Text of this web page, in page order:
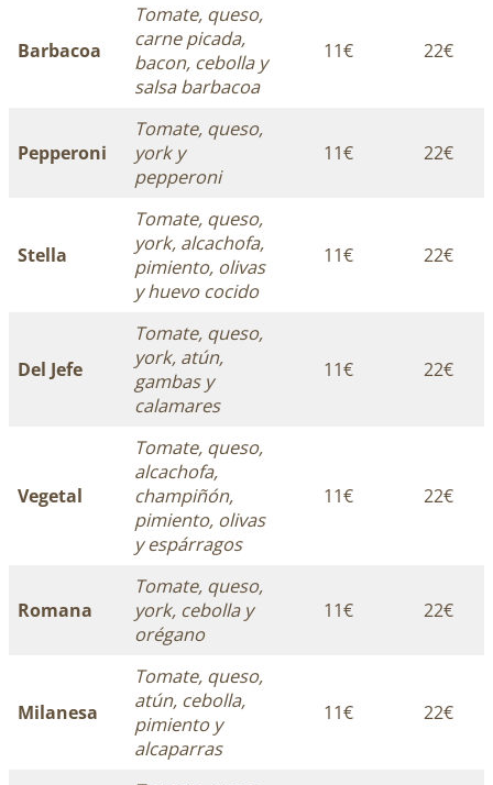
Barbacoa
Tomate, queso,
carne picada,
bacon, cebolla y
salsa barbacoa
11€ 22€
Pepperoni
Tomate, queso,
york y
pepperoni
11€ 22€
Stella
Tomate, queso,
york, alcachofa,
pimiento, olivas
y huevo cocido
11€ 22€
Del Jefe
Tomate, queso,
york, atún,
gambas y
calamares
11€ 22€
Vegetal
Tomate, queso,
alcachofa,
champiñón,
pimiento, olivas
y espárragos
11€ 22€
Romana
Tomate, queso,
york, cebolla y
orégano
11€ 22€
Milanesa
Tomate, queso,
atún, cebolla,
pimiento y
alcaparras
11€ 22€